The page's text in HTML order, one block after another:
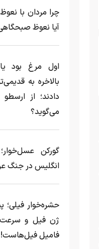
چرا مردان با
آیا نعوظ
اول مرغ بود
بالاخره به
دادند؛ از
می‌گوید؟
گورکن
انگلیس در جنگ
حشره‌خوار فیلی؛
ژن فیل و سرعت
فامیل فیل‌هاست!